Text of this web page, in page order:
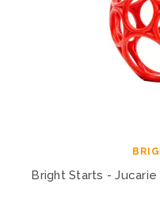
Bright Starts -